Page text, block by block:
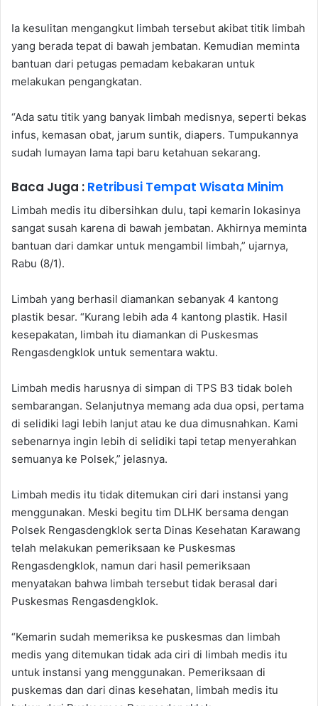
Ia kesulitan mengangkut limbah tersebut akibat titik limbah
yang berada tepat di bawah jembatan. Kemudian meminta
bantuan dari petugas pemadam kebakaran untuk
melakukan pengangkatan.
“Ada satu titik yang banyak limbah medisnya, seperti bekas
infus, kemasan obat, jarum suntik, diapers. Tumpukannya
sudah lumayan lama tapi baru ketahuan sekarang.
Baca Juga : Retribusi Tempat Wisata Minim
Limbah medis itu dibersihkan dulu, tapi kemarin lokasinya
sangat susah karena di bawah jembatan. Akhirnya meminta
bantuan dari damkar untuk mengambil limbah,” ujarnya,
Rabu (8/1).
Limbah yang berhasil diamankan sebanyak 4 kantong
plastik besar. “Kurang lebih ada 4 kantong plastik. Hasil
kesepakatan, limbah itu diamankan di Puskesmas
Rengasdengklok untuk sementara waktu.
Limbah medis harusnya di simpan di TPS B3 tidak boleh
sembarangan. Selanjutnya memang ada dua opsi, pertama
di selidiki lagi lebih lanjut atau ke dua dimusnahkan. Kami
sebenarnya ingin lebih di selidiki tapi tetap menyerahkan
semuanya ke Polsek,” jelasnya.
Limbah medis itu tidak ditemukan ciri dari instansi yang
menggunakan. Meski begitu tim DLHK bersama dengan
Polsek Rengasdengklok serta Dinas Kesehatan Karawang
telah melakukan pemeriksaan ke Puskesmas
Rengasdengklok, namun dari hasil pemeriksaan
menyatakan bahwa limbah tersebut tidak berasal dari
Puskesmas Rengasdengklok.
“Kemarin sudah memeriksa ke puskesmas dan limbah
medis yang ditemukan tidak ada ciri di limbah medis itu
untuk instansi yang menggunakan. Pemeriksaan di
puskemas dan dari dinas kesehatan, limbah medis itu